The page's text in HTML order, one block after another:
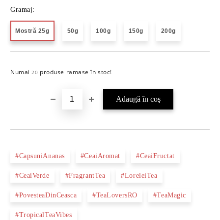
Gramaj:
Mostră 25g 50g 100g 150g 200g
Numai20 produse ramase în stoc!
#CapsuniAnanas #CeaiAromat #CeaiFructat
#CeaiVerde #FragrantTea #LoreleiTea
#PovesteaDinCeasca #TeaLoversRO #TeaMagic
#TropicalTeaVibes